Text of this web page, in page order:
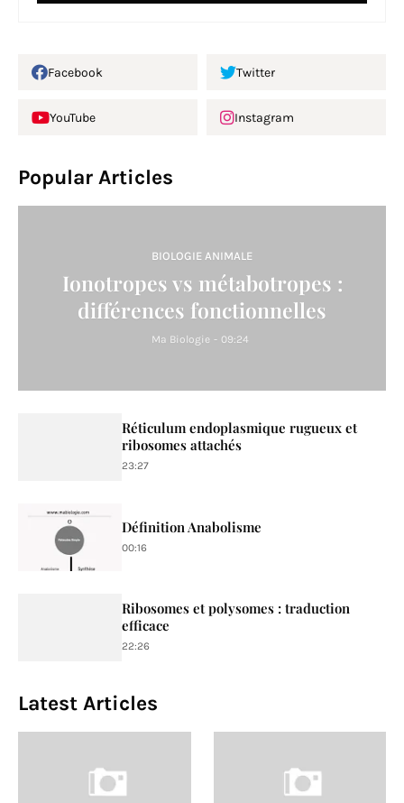
Facebook Twitter
YouTube Instagram
Popular Articles
BIOLOGIE ANIMALE
Ionotropes vs métabotropes :
différences fonctionnelles
Ma Biologie - 09:24
Réticulum endoplasmique rugueux et
ribosomes attachés
23:27
Définition Anabolisme
00:16
Ribosomes et polysomes : traduction
efficace
22:26
Latest Articles